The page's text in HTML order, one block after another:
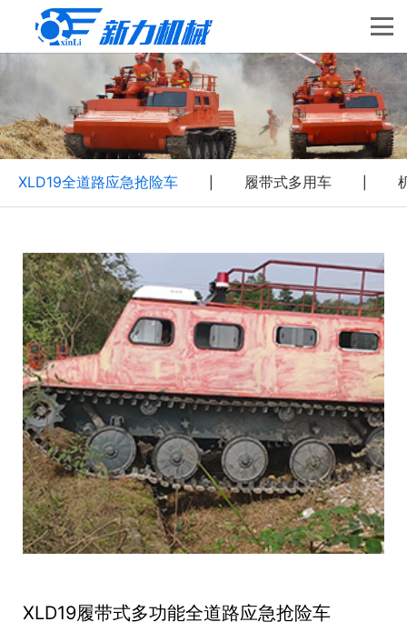
XLD19全道路应急抢险车 履带式多用车
XLD19履带式多功能全道路应急抢险车